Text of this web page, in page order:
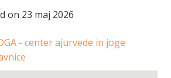
Expand
on 23 maj 2026
- center ajurvede in joge